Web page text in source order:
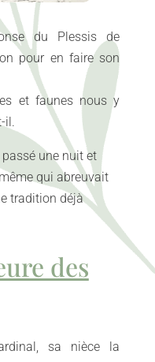
du Plessis de
pour en faire son
et faunes nous y
il.
une nuit et
qui abreuvait
tradition déjà
des
sa nièce la